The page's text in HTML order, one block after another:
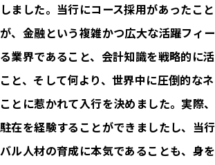
しました。当行にコース採用があったこ
が、金融という複雑かつ広大な活躍フィ
る業界であること、会計知識を戦略的に
こと、そして何より、世界中に圧倒的な
ことに惹かれて入行を決めました。実際
駐在を経験することができましたし、当
バル人材の育成に本気であることも、身